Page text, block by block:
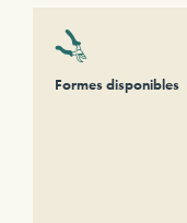
Formes disponibles